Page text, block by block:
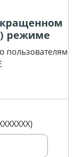
режиме
пользователям